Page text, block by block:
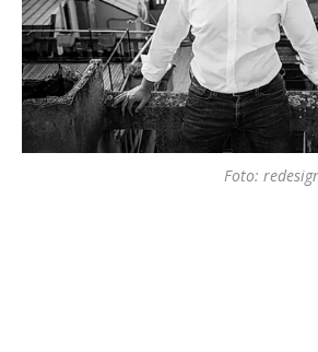
Foto: